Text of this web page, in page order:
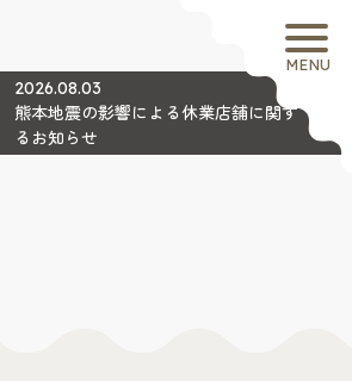
MENU
2026.08.03
熊本地震の影響による休業店舗に関す
るお知らせ